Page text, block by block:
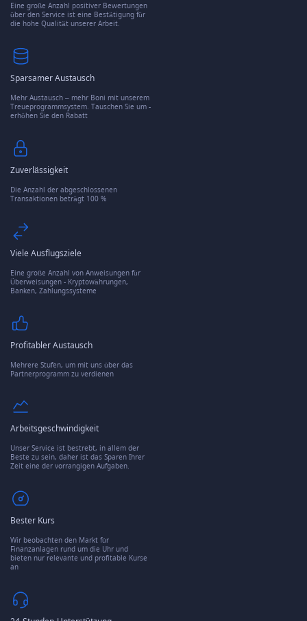
Eine große Anzahl positiver Bewertungen
über den Service ist eine Bestätigung für
die hohe Qualität unserer Arbeit.
Sparsamer Austausch
Mehr Austausch – mehr Boni mit unserem
Treueprogrammsystem. Tauschen Sie um -
erhöhen Sie den Rabatt
Zuverlässigkeit
Die Anzahl der abgeschlossenen
Transaktionen beträgt 100 %
Viele Ausflugsziele
Eine große Anzahl von Anweisungen für
Überweisungen - Kryptowährungen,
Banken, Zahlungssysteme
Profitabler Austausch
Mehrere Stufen, um mit uns über das
Partnerprogramm zu verdienen
Arbeitsgeschwindigkeit
Unser Service ist bestrebt, in allem der
Beste zu sein, daher ist das Sparen Ihrer
Zeit eine der vorrangigen Aufgaben.
Bester Kurs
Wir beobachten den Markt für
Finanzanlagen rund um die Uhr und
bieten nur relevante und profitable Kurse
an